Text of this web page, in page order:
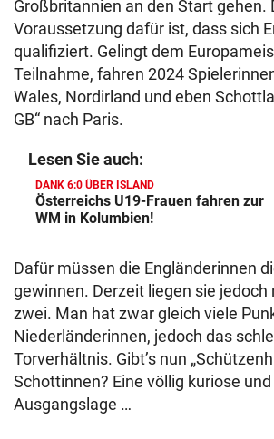
Großbritannien an den Start gehen.
Voraussetzung dafür ist, dass sich
qualifiziert. Gelingt dem
Teilnahme, fahren 2024
Wales, Nordirland und eben
GB“ nach Paris.
Lesen Sie auch:
DANK 6:0 ÜBER ISLAND
Österreichs U19-Frauen fahren zur
WM in Kolumbien!
Dafür müssen die Engländerinnen
gewinnen. Derzeit liegen sie jedoch
zwei. Man hat zwar gleich viele
Niederländerinnen, jedoch das
Torverhältnis. Gibt’s nun
Schottinnen? Eine völlig kuriose
Ausgangslage …